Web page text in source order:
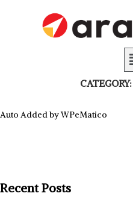
CATEGORY:
Auto Added by WPeMatico
Recent Posts